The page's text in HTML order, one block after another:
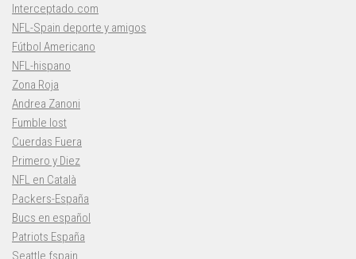
Interceptado.com
NFL-Spain deporte y amigos
Fútbol Americano
NFL-hispano
Zona Roja
Andrea Zanoni
Fumble lost
Cuerdas Fuera
Primero y Diez
NFL en Català
Packers-España
Bucs en español
Patriots España
Seattle fspain